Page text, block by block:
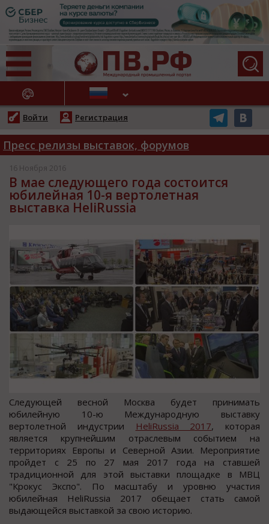
НОВОСТИ
Войти Регистрация
Пресс релизы выставок, форумов
16 Ноября 2016
В мае следующего года состоится
юбилейная 10-я вертолетная
выставка HeliRussia
Следующей весной Москва будет принимать
юбилейную 10-ю Международную выставку
вертолетной индустрии
HeliRussia 2017, которая
является крупнейшим отраслевым событием на
территориях Европы и Северной Азии. Мероприятие
пройдет с 25 по 27 мая 2017 года на ставшей
традиционной для этой выставки площадке в МВЦ
"Крокус Экспо". По масштабу и уровню участия
юбилейная HeliRussia 2017 обещает стать самой
выдающейся выставкой за свою историю.